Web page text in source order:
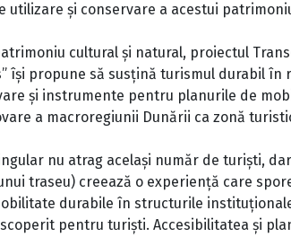
utilizare și conservare a acestui
cultural și natural, proiectul
își propune să susțină turismul durabil
și instrumente pentru planurile de
a macroregiunii Dunării ca zonă
nu atrag același număr de turiști,
traseu) creează o experiență care
durabile în structurile
pentru turiști. Accesibilitatea și